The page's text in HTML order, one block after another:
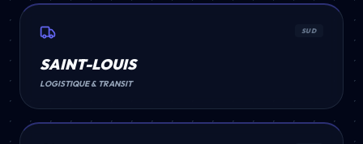
SUD
SAINT-LOUIS
LOGISTIQUE & TRANSIT